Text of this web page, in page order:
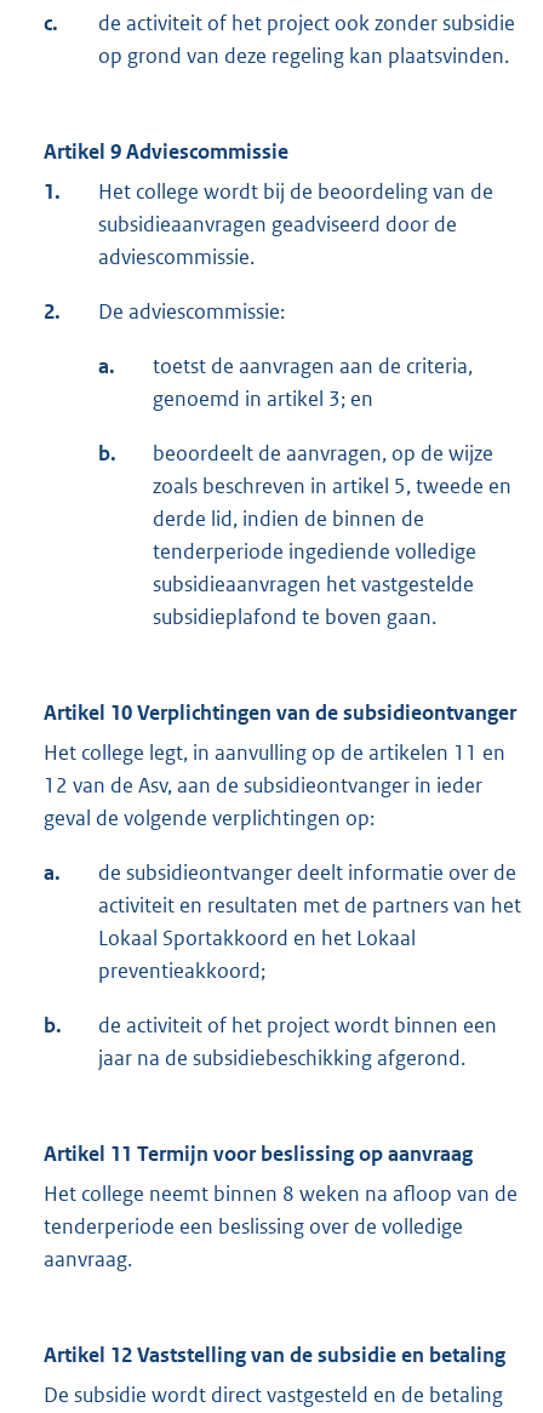
c.
de activiteit of het project ook zonder subsidie
op grond van deze regeling kan plaatsvinden.
Artikel 9 Adviescommissie
1.
Het college wordt bij de beoordeling van de
subsidieaanvragen geadviseerd door de
adviescommissie.
2. De adviescommissie:
a.
toetst de aanvragen aan de criteria,
genoemd in artikel 3; en
b.
beoordeelt de aanvragen, op de wijze
zoals beschreven in artikel 5, tweede en
derde lid, indien de binnen de
tenderperiode ingediende volledige
subsidieaanvragen het vastgestelde
subsidieplafond te boven gaan.
Artikel 10 Verplichtingen van de subsidieontvanger
Het college legt, in aanvulling op de artikelen 11 en
12 van de Asv, aan de subsidieontvanger in ieder
geval de volgende verplichtingen op:
a.
de subsidieontvanger deelt informatie over de
activiteit en resultaten met de partners van het
Lokaal Sportakkoord en het Lokaal
preventieakkoord;
b.
de activiteit of het project wordt binnen een
jaar na de subsidiebeschikking afgerond.
Artikel 11 Termijn voor beslissing op aanvraag
Het college neemt binnen 8 weken na afloop van de
tenderperiode een beslissing over de volledige
aanvraag.
Artikel 12 Vaststelling van de subsidie en betaling
De subsidie wordt direct vastgesteld en de betaling